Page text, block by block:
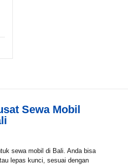
Sewa Mobil
sewa mobil di Bali. Anda bisa
lepas kunci, sesuai dengan